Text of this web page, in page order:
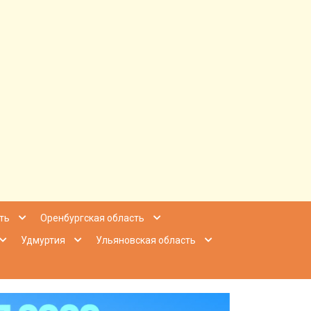
Приволжье
Оренбургская область
Удмуртия
Ульяновская область